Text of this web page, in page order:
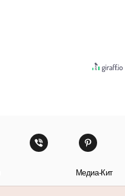
Медиа-Кит